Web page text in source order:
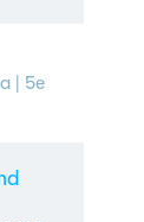
| 5e